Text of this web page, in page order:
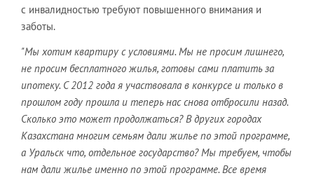
с инвалидностью требуют повышенного внимания и
заботы.
"Мы хотим квартиру с условиями. Мы не просим лишнего,
не просим бесплатного жилья, готовы сами платить за
ипотеку. С 2012 года я участвовала в конкурсе и только в
прошлом году прошла и теперь нас снова отбросили назад.
Сколько это может продолжаться? В других городах
Казахстана многим семьям дали жилье по этой программе,
а Уральск что, отдельное государство? Мы требуем, чтобы
нам дали жилье именно по этой программе. Все время